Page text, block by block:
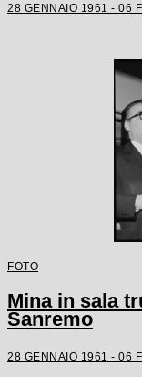
28 GENNAIO 1961 - 06
FOTO
Mina in sala
Sanremo
28 GENNAIO 1961 - 06